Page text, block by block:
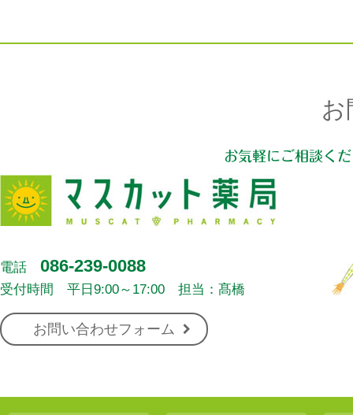
お
お気軽にご相談く
電話 086-239-0088
受付時間 平日9:00～17:00 担当：髙橋
お問い合わせフォーム